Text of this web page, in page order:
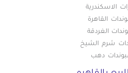
الاسكندرية
القاهرة
الغردقة
شرم الشيخ
دهب